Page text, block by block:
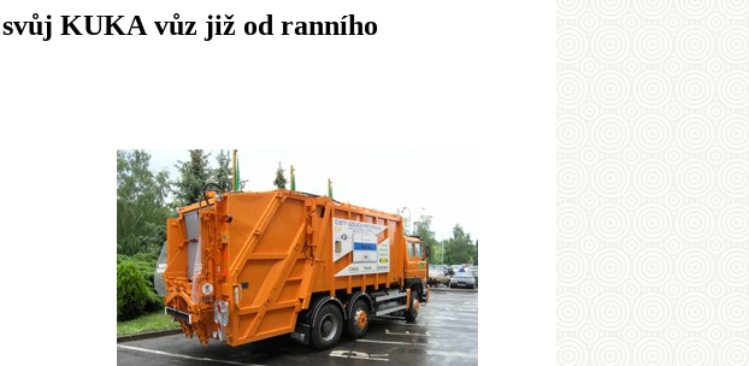
KUKA vůz již od ranního